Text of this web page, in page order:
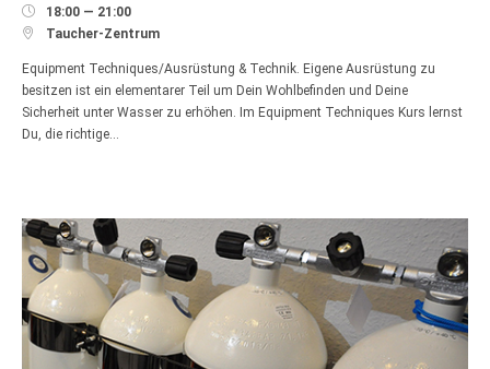
 18:00 — 21:00
 Taucher-Zentrum
Equipment Techniques/Ausrüstung & Technik. Eigene Ausrüstung zu
besitzen ist ein elementarer Teil um Dein Wohlbefinden und Deine
Sicherheit unter Wasser zu erhöhen. Im Equipment Techniques Kurs lernst
Du, die richtige…